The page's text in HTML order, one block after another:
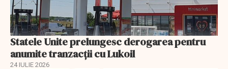
Statele Unite prelungesc derogarea pentru
anumite tranzacții cu Lukoil
24 IULIE 2026